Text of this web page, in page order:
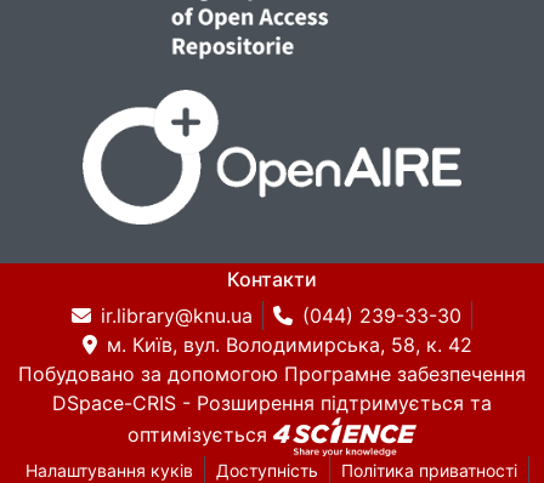
Контакти
ir.library@knu.ua
(044) 239-33-30
м. Київ, вул. Володимирська, 58, к. 42
Побудовано за допомогою Програмне забезпечення
DSpace-CRIS - Розширення підтримується та
оптимізується
Налаштування куків Доступність Політика приватності